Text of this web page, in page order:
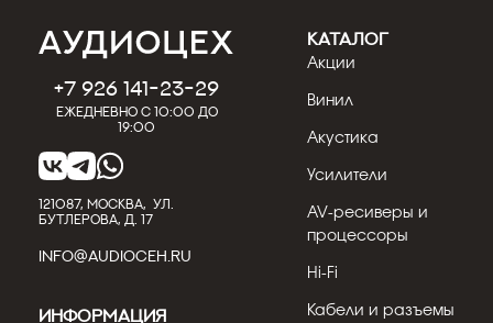
+7 926 141-23-29
Ежедневно с 10:00 до
19:00
121087, МОСКВА, УЛ.
БУТЛЕРОВА, Д. 17
INFO@AUDIOCEH.RU
КАТАЛОГ
Акции
Винил
Акустика
Усилители
AV-ресиверы и
процессоры
Hi-Fi
Кабели и разъемы
Информация